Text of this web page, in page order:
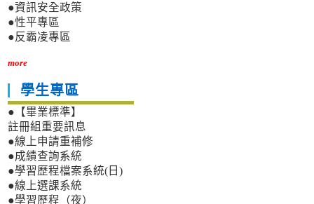
●資訊安全政策
●性平專區
●反霸凌專區
more
學生專區
●【畢業標準】
註冊組重要訊息
●線上申請重補修
●成績查詢系統
●學習歷程檔案系統(日)
●線上選課系統
●學習歷程（夜）